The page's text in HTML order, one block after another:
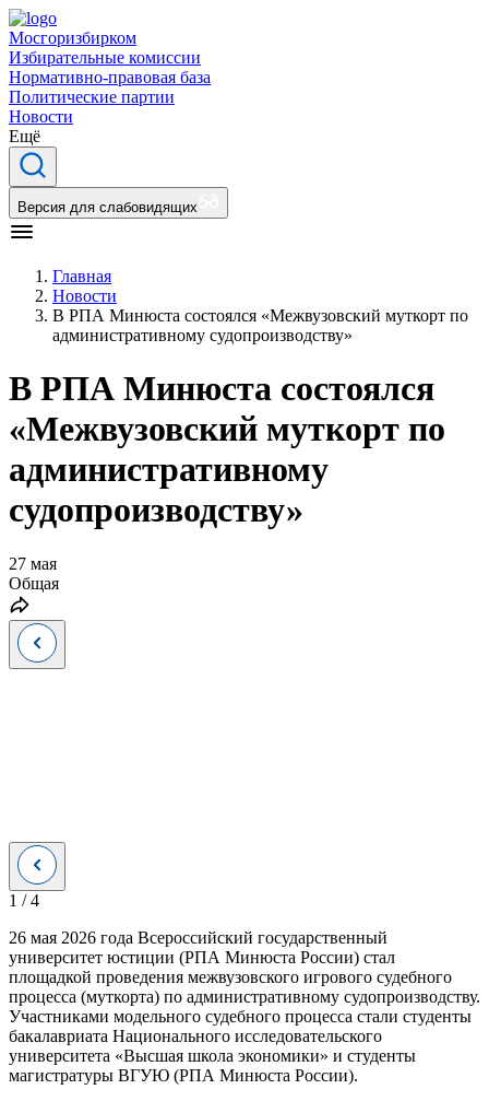
Мосгоризбирком
Избирательные комиссии
Нормативно-правовая база
Политические партии
Новости
Ещё
Версия для слабовидящих
Главная
Новости
В РПА Минюста состоялся «Межвузовский муткорт по
административному судопроизводству»
В РПА Минюста состоялся
«Межвузовский муткорт по
административному
судопроизводству»
27 мая
Общая
1 /4
26 мая 2026 года Всероссийский государственный
университет юстиции (РПА Минюста России) стал
площадкой проведения межвузовского игрового судебного
процесса (муткорта) по административному судопроизводству.
Участниками модельного судебного процесса стали студенты
бакалавриата Национального исследовательского
университета «Высшая школа экономики» и студенты
магистратуры ВГУЮ (РПА Минюста России).